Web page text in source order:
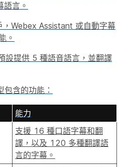
言。
Webex Assistant 或自動字幕
。
提供 5 種語音語言，並翻譯
含的功能：
能力
支援 16 種口語字幕和翻
譯，以及 120 多種翻譯語
言的字幕。